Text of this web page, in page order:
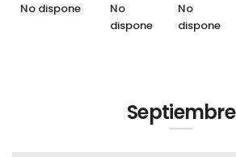
Convenios Institucionales
Procesos de contratación
Ejecución Presupuestaria
No dispone
No
dispone
No
dispone
Septiembre